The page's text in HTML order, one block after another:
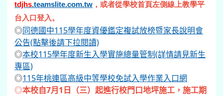
tdjhs.teamslite.com.tw ，或者從學校首頁左側線上教學平
台入口登入。
◎同德國中115學年度資優鑑定複試放榜暨家長說明會
公告(點擊後請下拉閱讀)
◎本校115學年度新生入學實施總量管制(詳情請見新生
專區)
◎115年桃連區高級中等學校免試入學作業入口網
◎本校自7月1日（三）起進行校門口地坪施工，施工期